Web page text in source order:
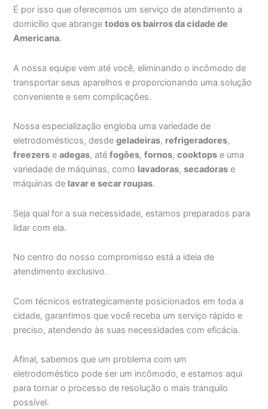
É por isso que oferecemos um serviço de atendimento a
domicílio que abrangetodos os bairros da cidade de
Americana.
A nossa equipe vem até você, eliminando o incômodo de
transportar seus aparelhos e proporcionando uma solução
conveniente e sem complicações.
Nossa especialização engloba uma variedade de
eletrodomésticos, desdegeladeiras, refrigeradores,
freezers eadegas, atéfogões,fornos,cooktops e uma
variedade de máquinas, como lavadoras,secadoras e
máquinas de lavar e secar roupas.
Seja qual for a sua necessidade, estamos preparados para
lidar com ela.
No centro do nosso compromisso está a ideia de
atendimento exclusivo.
Com técnicos estrategicamente posicionados em toda a
cidade, garantimos que você receba um serviço rápido e
preciso, atendendo às suas necessidades com eficácia.
Afinal, sabemos que um problema com um
eletrodoméstico pode ser um incômodo, e estamos aqui
para tornar o processo de resolução o mais tranquilo
possível.